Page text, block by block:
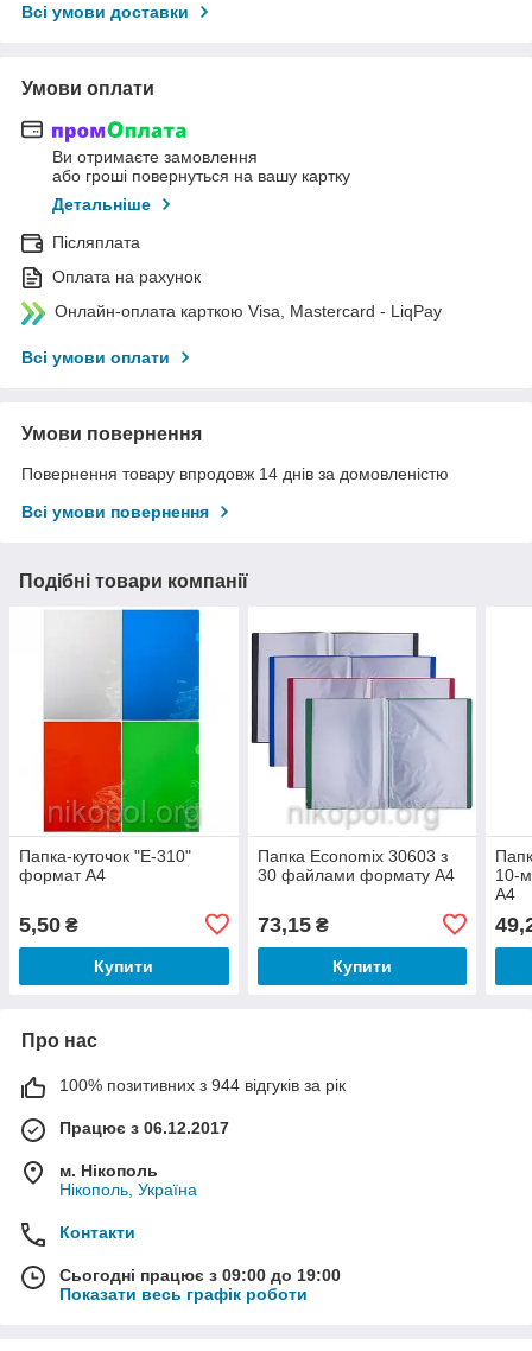
Всі умови доставки
Умови оплати
Ви отримаєте замовлення
або гроші повернуться на вашу картку
Детальніше
Післяплата
Оплата на рахунок
Онлайн-оплата карткою Visa, Mastercard - LiqPay
Всі умови оплати
Умови повернення
Повернення товару впродовж 14 днів за домовленістю
Всі умови повернення
Подібні товари компанії
Папка-куточок "E-310"
формат А4
5,50 ₴
Купити
Папка Economix 30603 з
30 файлами формату А4
73,15₴
Купити
10-
А4
Про нас
100% позитивних з 944 відгуків за рік
Працює з 06.12.2017
м. Нікополь
Нікополь, Україна
Контакти
Сьогодні працює з 09:00 до 19:00
Показати весь графік роботи